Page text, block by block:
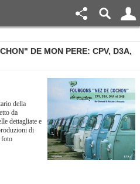
DE MON PERE: CPV, D3A,
della
da
dettagliate e
di
foto